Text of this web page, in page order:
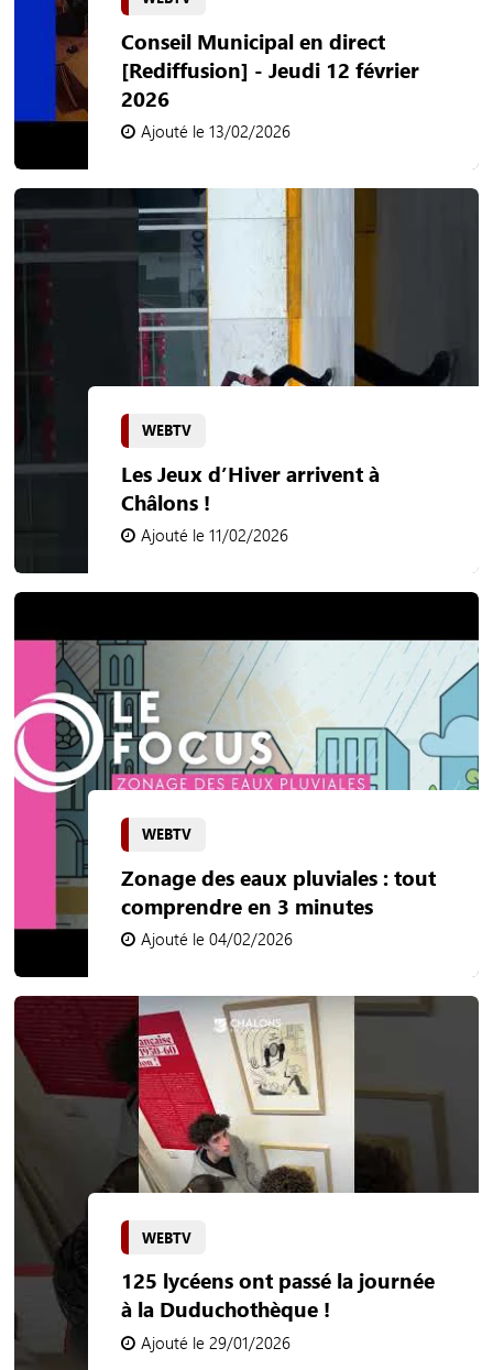
Conseil Municipal en direct
[Rediffusion] - Jeudi 12 février
2026
Ajouté le 13/02/2026
WEBTV
Les Jeux d’Hiver arrivent à
Châlons !
Ajouté le 11/02/2026
WEBTV
Zonage des eaux pluviales : tout
comprendre en 3 minutes
Ajouté le 04/02/2026
WEBTV
125 lycéens ont passé la journée
à la Duduchothèque !
Ajouté le 29/01/2026